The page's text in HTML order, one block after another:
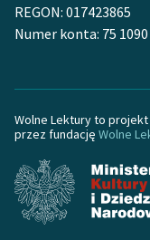
REGON: 017423865
Numer konta: 75 1090
Wolne Lektury to
przez fundację Wolne